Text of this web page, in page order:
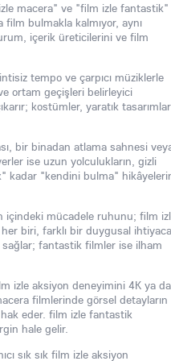
macera" ve "film izle fantastik"
film bulmakla kalmıyor, aynı
içerik üreticilerini ve film
tempo ve çarpıcı müziklerle
ortam geçişleri belirleyici
kostümler, yaratık
bir binadan atlama sahnesi
ise uzun yolculukların, gizli
kadar "kendini bulma"
içindeki mücadele ruhunu; film
biri, farklı bir duygusal ihtiyaca
fantastik filmler ise ilham
izle aksiyon deneyimini 4K ya da
filmlerinde görsel detayların
eder. film izle fantastik
hale gelir.
sık sık film izle aksiyon